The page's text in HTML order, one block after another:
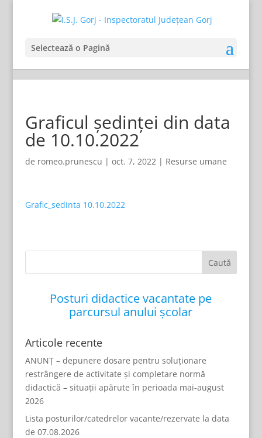
Selectează o Pagină
Graficul ședinței din data
de 10.10.2022
de romeo.prunescu | oct. 7, 2022| Resurse umane
Grafic_sedinta 10.10.2022
Posturi didactice vacantate pe
parcursul anului școlar
Articole recente
ANUNȚ – depunere dosare pentru soluționare
restrângere de activitate și completare normă
didactică – situații apărute în perioada mai-august
2026
Lista posturilor/catedrelor vacante/rezervate la data
de 07.08.2026